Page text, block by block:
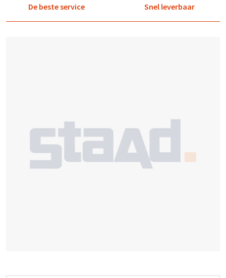
De beste service Snel leverbaar